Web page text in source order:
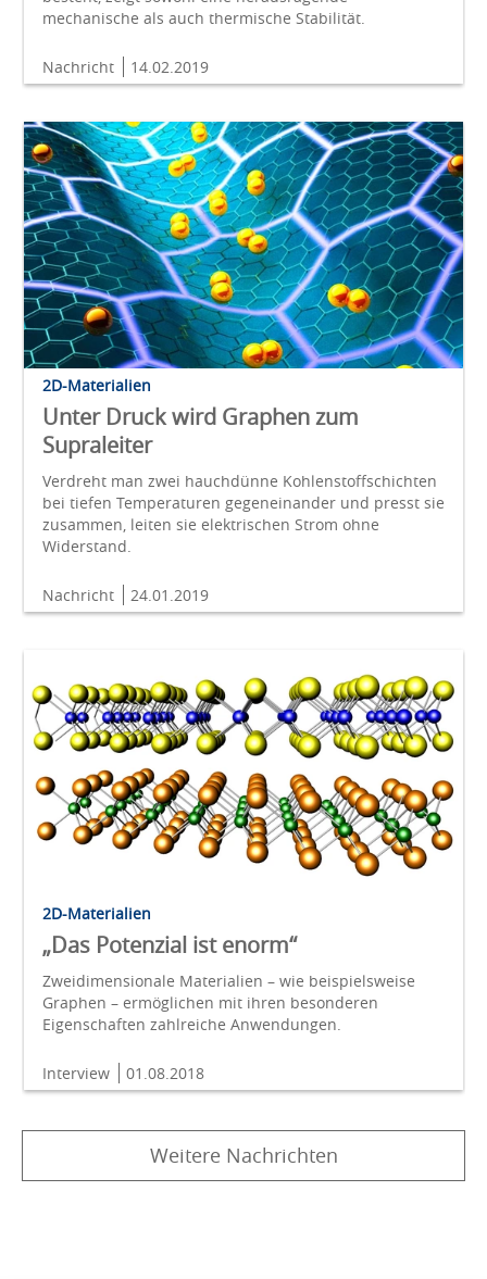
mechanische als auch thermische Stabilität.
Nachricht 14.02.2019
2D-Materialien
Unter Druck wird Graphen zum
Supraleiter
Verdreht man zwei hauchdünne Kohlenstoffschichten
bei tiefen Temperaturen gegeneinander und presst sie
zusammen, leiten sie elektrischen Strom ohne
Widerstand.
Nachricht 24.01.2019
2D-Materialien
„Das Potenzial ist enorm“
Zweidimensionale Materialien – wie beispielsweise
Graphen – ermöglichen mit ihren besonderen
Eigenschaften zahlreiche Anwendungen.
Interview 01.08.2018
Weitere Nachrichten